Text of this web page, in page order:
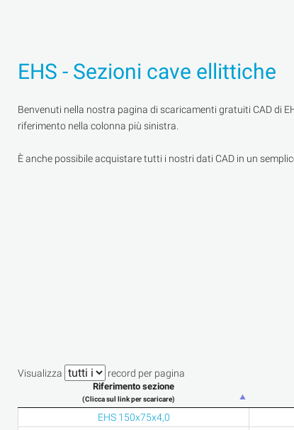
EHS - Sezioni cave ellittiche
Benvenuti nella nostra pagina di scaricamenti gratuiti CAD di
riferimento nella colonna più sinistra.
È anche possibile acquistare tutti i nostri dati CAD in un
Visualizza record per pagina
Riferimento sezione
(Clicca sul link per scaricare)
EHS 150x75x4,0